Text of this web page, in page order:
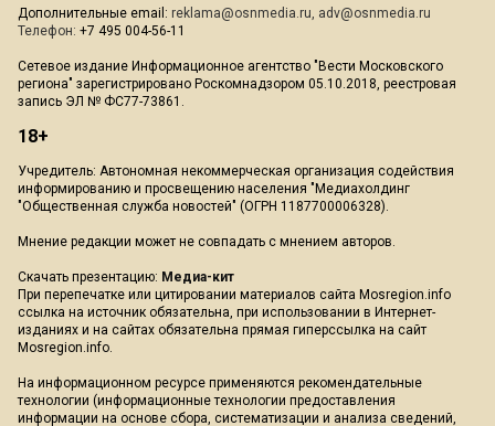
Дополнительные email: reklama@osnmedia.ru, adv@osnmedia.ru
Телефон: +7 495 004-56-11
Сетевое издание Информационное агентство "Вести Московского
региона" зарегистрировано Роскомнадзором 05.10.2018, реестровая
запись ЭЛ № ФС77-73861.
18+
Учредитель: Автономная некоммерческая организация содействия
информированию и просвещению населения "Медиахолдинг
"Общественная служба новостей" (ОГРН 1187700006328).
Мнение редакции может не совпадать с мнением авторов.
Скачать презентацию: Медиа-кит
При перепечатке или цитировании материалов сайта Mosregion.info
ссылка на источник обязательна, при использовании в Интернет-
изданиях и на сайтах обязательна прямая гиперссылка на сайт
Mosregion.info.
На информационном ресурсе применяются рекомендательные
технологии (информационные технологии предоставления
информации на основе сбора, систематизации и анализа сведений,